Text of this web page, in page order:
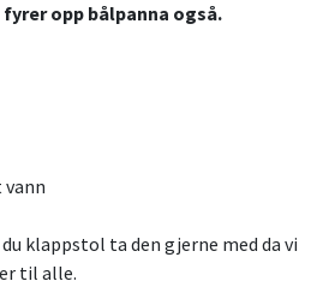
opp bålpanna også.
klappstol ta den gjerne med da vi
til alle.